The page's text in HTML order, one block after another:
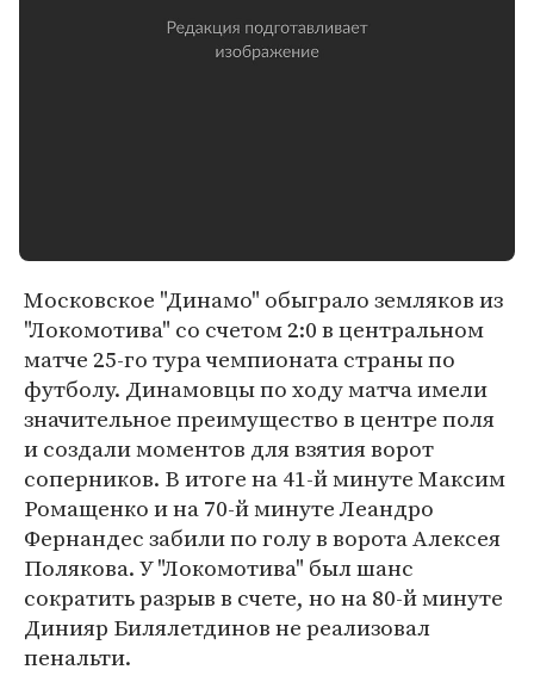
Московское "Динамо" обыграло земляков из
"Локомотива" со счетом 2:0 в центральном
матче 25-го тура чемпионата страны по
футболу. Динамовцы по ходу матча имели
значительное преимущество в центре поля
и создали моментов для взятия ворот
соперников. В итоге на 41-й минуте Максим
Ромащенко и на 70-й минуте Леандро
Фернандес забили по голу в ворота Алексея
Полякова. У "Локомотива" был шанс
сократить разрыв в счете, но на 80-й минуте
Динияр Билялетдинов не реализовал
пенальти.